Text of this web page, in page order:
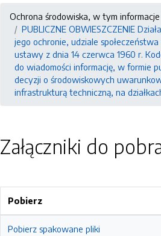
Ochrona środowiska, w tym
PUBLICZNE OBWIESZCZENIE
jego ochronie, udziale
ustawy z dnia 14 czerwca 1960 r.
do wiadomości informację, w formie
decyzji o środowiskowych
infrastrukturą techniczną, na
Załączniki do
Pobierz
Pobierz spakowane pliki